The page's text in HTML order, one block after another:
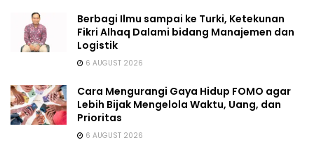
Berbagi Ilmu sampai ke Turki, Ketekunan
Fikri Alhaq Dalami bidang Manajemen dan
Logistik
6 AUGUST 2026
Cara Mengurangi Gaya Hidup FOMO agar
Lebih Bijak Mengelola Waktu, Uang, dan
Prioritas
6 AUGUST 2026